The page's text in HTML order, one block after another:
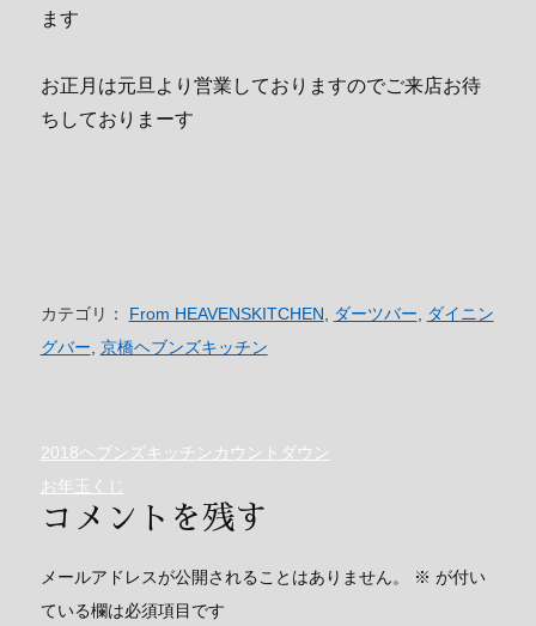
ます
お正月は元旦より営業しておりますのでご来店お待
ちしておりまーす
カテゴリ： From HEAVENSKITCHEN ダーツバー
ダイニン
グバー 京橋ヘブンズキッチン
2018ヘブンズキッチンカウントダウン
お年玉くじ
コメントを残す
メールアドレスが公開されることはありません。 ※ が付い
ている欄は必須項目です